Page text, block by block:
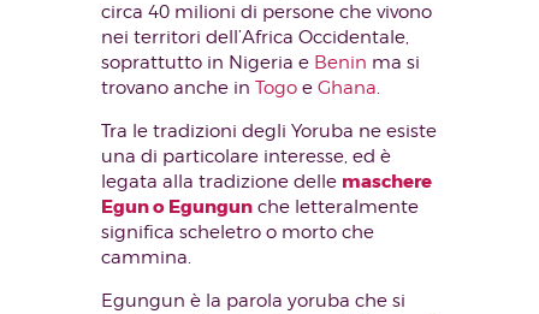
circa 40 milioni di persone che vivono
nei territori dell’Africa Occidentale,
soprattutto in Nigeria e Benin ma si
trovano anche in Togo e Ghana.
Tra le tradizioni degli Yoruba ne esiste
una di particolare interesse, ed è
legata alla tradizione delle maschere
Egun o Egungun che letteralmente
significa scheletro o morto che
cammina.
Egungun è la parola yoruba che si